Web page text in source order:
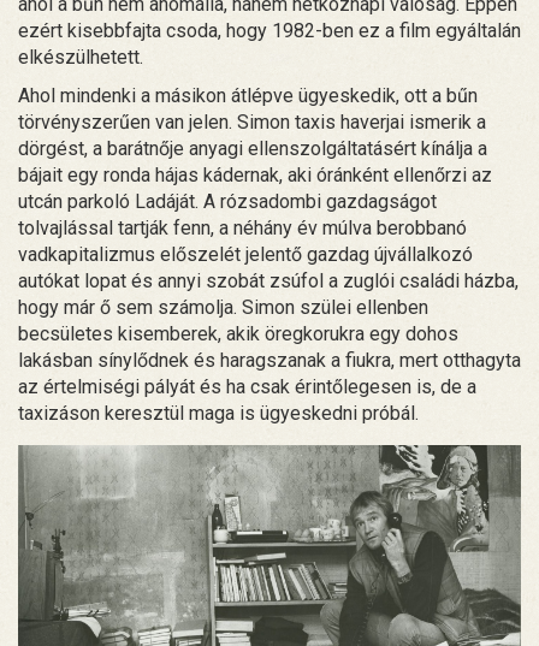
ezért kisebbfajta csoda, hogy 1982-ben ez a film egyáltalán
elkészülhetett.
Ahol mindenki a másikon átlépve ügyeskedik, ott a bűn
törvényszerűen van jelen. Simon taxis haverjai ismerik a
dörgést, a barátnője anyagi ellenszolgáltatásért kínálja a
bájait egy ronda hájas kádernak, aki óránként ellenőrzi az
utcán parkoló Ladáját. A rózsadombi gazdagságot
tolvajlással tartják fenn, a néhány év múlva berobbanó
vadkapitalizmus előszelét jelentő gazdag újvállalkozó
autókat lopat és annyi szobát zsúfol a zuglói családi házba,
hogy már ő sem számolja. Simon szülei ellenben
becsületes kisemberek, akik öregkorukra egy dohos
lakásban sínylődnek és haragszanak a fiukra, mert otthagyta
az értelmiségi pályát és ha csak érintőlegesen is, de a
taxizáson keresztül maga is ügyeskedni próbál.